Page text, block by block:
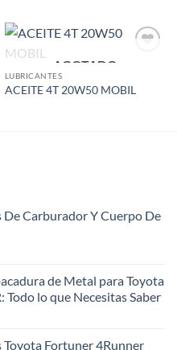
AGOTADO
LUBRICANTES
ACEITE 4T 20W50 MOBIL
De Carburador Y Cuerpo De
de Metal para Toyota
lo que Necesitas Saber
Toyota Fortuner 4Runner